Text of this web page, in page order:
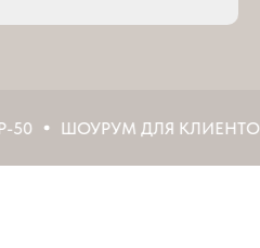
ШОУРУМ ДЛЯ КЛИЕНТОВ И